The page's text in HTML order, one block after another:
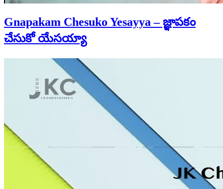
Gnapakam Chesuko Yesayya – జ్ఞాపకం
చేసుకో యేసయ్యా